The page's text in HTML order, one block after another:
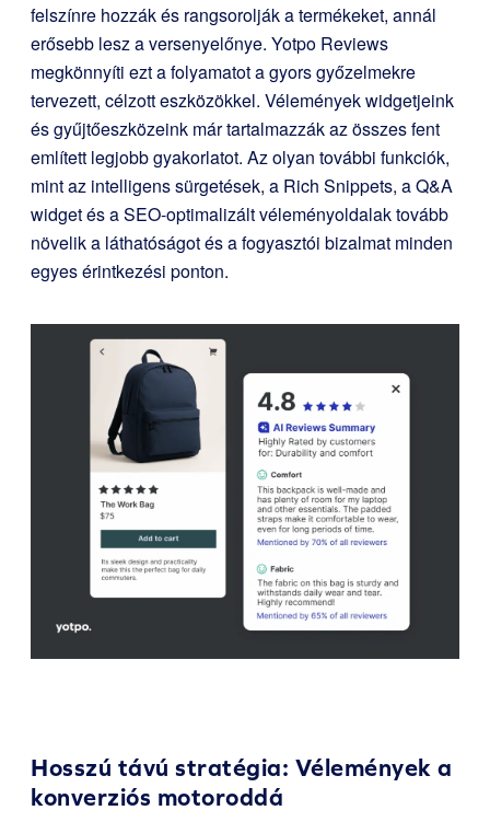
felszínre hozzák és rangsorolják a termékeket, annál
erősebb lesz a versenyelőnye. Yotpo Reviews
megkönnyíti ezt a folyamatot a gyors győzelmekre
tervezett, célzott eszközökkel. Vélemények widgetjeink
és gyűjtőeszközeink már tartalmazzák az összes fent
említett legjobb gyakorlatot. Az olyan további funkciók,
mint az intelligens sürgetések, a Rich Snippets, a Q&A
widget és a SEO-optimalizált véleményoldalak tovább
növelik a láthatóságot és a fogyasztói bizalmat minden
egyes érintkezési ponton.
Hosszú távú stratégia: Vélemények a
konverziós motoroddá